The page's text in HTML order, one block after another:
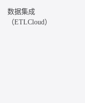
数据集成
（ETLCloud）